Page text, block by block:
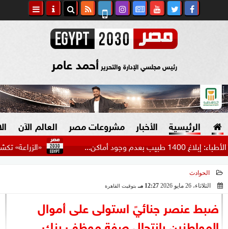
رئيس مجلسي الإدارة والتحرير أحمد عامر
الرئيسية الأخبار
السياسة
الرئاسة
مشروعات مصر العالم الآن
«الزراعة» تكشف
الحوادث
الثلاثاء، 26 مايو 2026
12:27 مـ بتوقيت القاهرة
ضبط عنصر جنائيً استولى على أموال